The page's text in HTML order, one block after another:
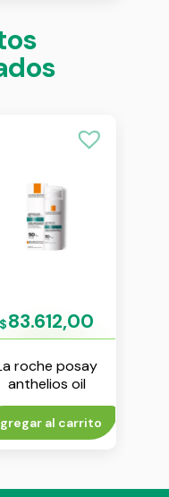
$83.612,00
roche posay
anthelios oil
gel-crema
fps 50+ 50 ml
al carrito